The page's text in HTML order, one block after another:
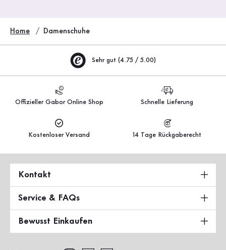
Home Damenschuhe
Sehr gut (4.75 / 5.00)
Offizieller Gabor Online Shop Schnelle Lieferung
Kostenloser Versand 14 Tage Rückgaberecht
Kontakt
Service & FAQs
Bewusst Einkaufen